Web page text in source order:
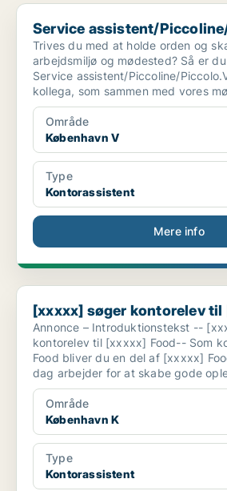
Service assistent/Piccoline/Piccolo
Service assistent/
Trives du med at holde orden og
arbejdsmiljø og mødested? Så er
Service assistent/Piccoline/
kollega, som sammen med vores
Område
København V
Type
Kontorassistent
Mere info
[xxxxx] søger kontorelev til [xxxxx]
[xxxxx] søger kontorelev til
Annonce – Introduktionstekst --
kontorelev til [xxxxx] Food-- Som kontorelev i [xxxxx]
Food bliver du en del af [xxxxx]
dag arbejder for at skabe gode
Område
København K
Type
Kontorassistent